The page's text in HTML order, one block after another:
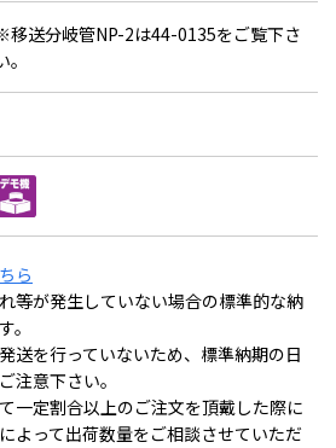
移送分岐管NP-2は44-0135をご覧下さ
。
ら
等が発生していない場合の標準的な納
。
送を行っていないため、標準納期の日
注意下さい。
一定割合以上のご注文を頂戴した際に
よって出荷数量をご相談させていただ